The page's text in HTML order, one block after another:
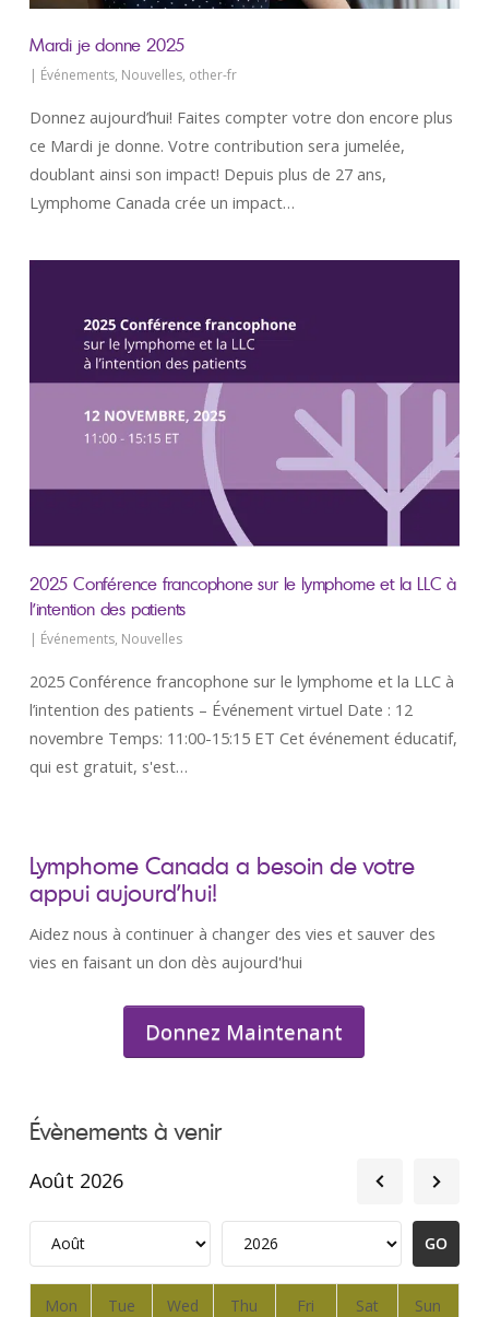
NOUS SOMMES ICI POUR VOUS AIDER.
IMPLIQUEZ-VOUS
CHAQUE DON FAIT UNE DIFFÉRENCE
Faites un don qui donnera des moyens d’action aux patients atteints de lymphome et à toute autre
DONNEZ
Mardi je donne 2025
| Événements, Nouvelles, other-fr
Donnez aujourd’hui! Faites compter votre don encore plus
ce Mardi je donne. Votre contribution sera jumelée,
doublant ainsi son impact! Depuis plus de 27 ans,
Lymphome Canada crée un impact…
2025 Conférence francophone sur le lymphome et la LLC à
l’intention des patients
| Événements, Nouvelles
2025 Conférence francophone sur le lymphome et la LLC à
l’intention des patients – Événement virtuel Date : 12
novembre Temps: 11:00-15:15 ET Cet événement éducatif,
qui est gratuit, s'est…
Lymphome Canada a besoin de votre
appui aujourd’hui!
Aidez nous à continuer à changer des vies et sauver des
vies en faisant un don dès aujourd'hui
Donnez Maintenant
Évènements à venir
Août 2026
Mon Tue Wed Thu Fri Sat Sun